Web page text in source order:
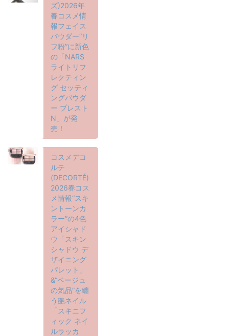
ズ)2026年
春コスメ情
報フェイス
パウダー“リ
フ粉”に新色
の「NARS
ライトリフ
レクティン
グ セッティ
ングパウダ
ー プレスト
N」が発
売！
コスメデコ
ルテ
(DECORTÉ)
2026春コス
メ情報“スキ
ントーンカ
ラー”の4色
アイシャド
ウ「スキン
シャドウ デ
ザイニング
パレット」
&“ベージュ
の気品”を纏
う艶ネイル
「スキニフ
ィック ネイ
ルラッカ